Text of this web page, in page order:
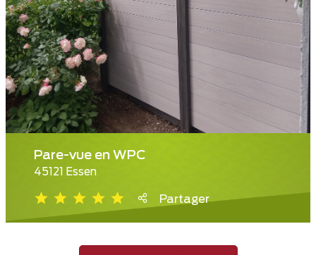
Pare-vue en WPC
45121 Essen
Partager